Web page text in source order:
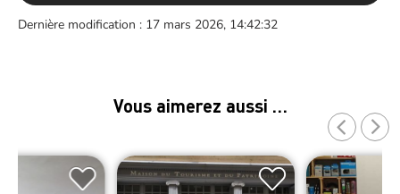
Dernière modification : 17 mars 2026, 14:42:32
Vous aimerez aussi …